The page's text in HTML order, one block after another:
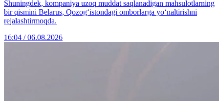
Shuningdek, kompaniya uzoq muddat saqlanadigan mahsulotlarning
bir qismini Belarus, Qozog‘istondagi omborlarga yo‘naltirishni
rejalashtirmoqda.
16:04 / 06.08.2026